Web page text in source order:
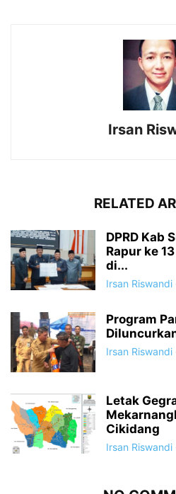
Irsan
RELATED
DPRD Kab
Rapur ke
di...
Irsan Riswandi
Program
Irsan Riswandi
Letak
Cikidang
Irsan Riswandi